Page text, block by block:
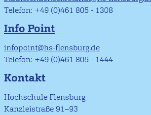
Telefon: +49 (0)461 805 - 1308
Info Point
infopoint@hs-flensburg.de
Telefon: +49 (0)461 805 - 1444
Kontakt
Hochschule Flensburg
Kanzleistraße 91–93